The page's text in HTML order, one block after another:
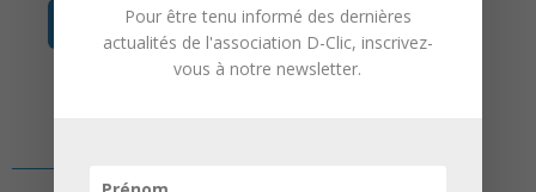
en savoir +Pour être tenu informé des dernières
actualités de l'association D-Clic, inscrivez-
vous à notre newsletter.